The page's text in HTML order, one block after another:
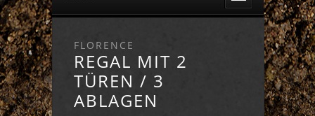
FLORENCE
REGAL MIT 2
TÜREN / 3
ABLAGEN